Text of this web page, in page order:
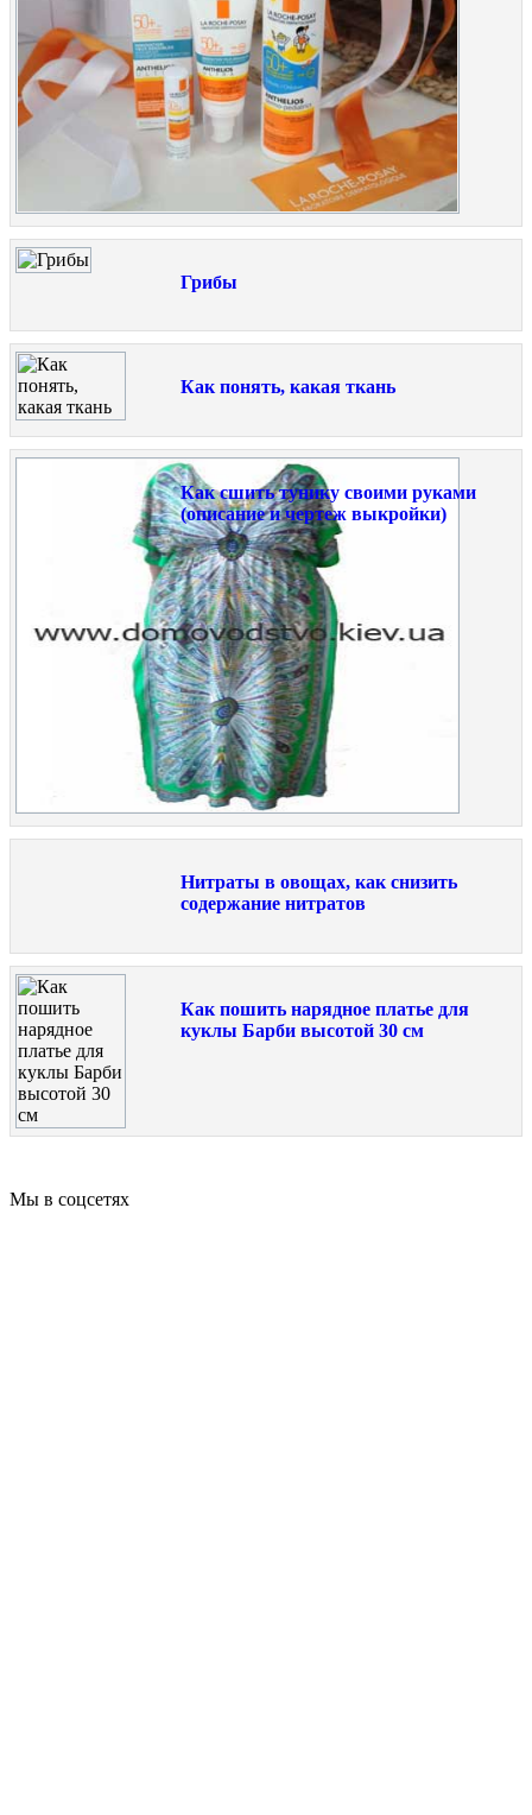
Грибы
Как понять, какая ткань
Как сшить тунику своими руками
(описание и чертеж выкройки)
Нитраты в овощах, как снизить
содержание нитратов
Как пошить нарядное платье для
куклы Барби высотой 30 см
Мы в соцсетях